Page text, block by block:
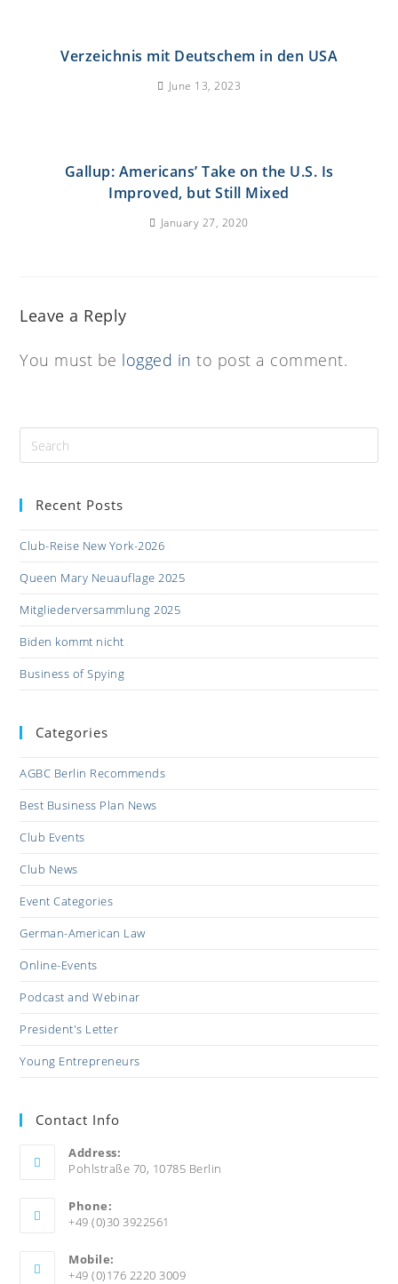
Verzeichnis mit Deutschem in den USA
June 13, 2023
Gallup: Americans’ Take on the U.S. Is
Improved, but Still Mixed
January 27, 2020
Leave a Reply
You must be logged in to post a comment.
Recent Posts
Club-Reise New York-2026
Queen Mary Neuauflage 2025
Mitgliederversammlung 2025
Biden kommt nicht
Business of Spying
Categories
AGBC Berlin Recommends
Best Business Plan News
Club Events
Club News
Event Categories
German-American Law
Online-Events
Podcast and Webinar
President's Letter
Young Entrepreneurs
Contact Info
Address:
Pohlstraße 70, 10785 Berlin
Phone:
+49 (0)30 3922561
Mobile:
+49 (0)176 2220 3009